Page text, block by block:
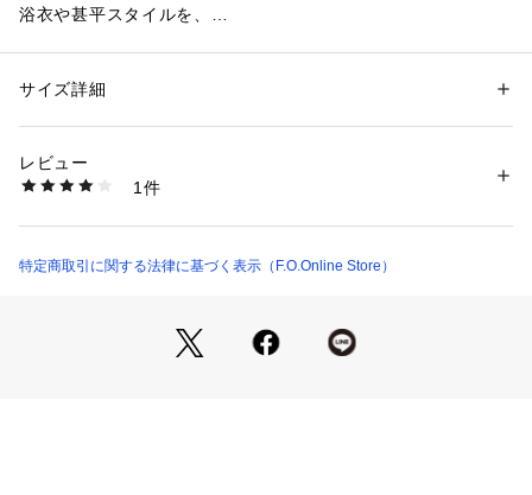
浴衣や甚平スタイルを、
ほどける心配がないのも嬉しいポイントです。
特別感のある着こなしに仕上がります。
性別：キッズ・ベビー
素材：オーガンジー
生産国：中国
V375996 （ショップ）
サイズ詳細
レビュー
1件
特定商取引に関する法律に基づく表示（F.O.Online Store）